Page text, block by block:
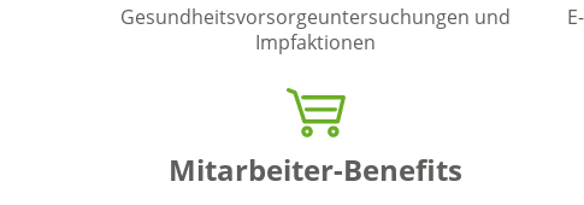
Gesundheitsvorsorgeuntersuchungen und
Impfaktionen
Mitarbeiter-Benefits